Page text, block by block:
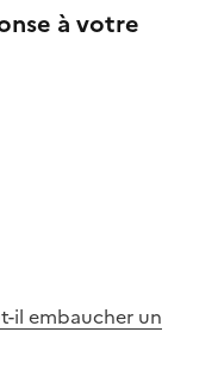
à votre
il embaucher un